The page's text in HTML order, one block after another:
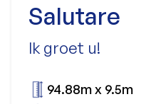
Salutare
Ik groet u!
94.88m x 9.5m